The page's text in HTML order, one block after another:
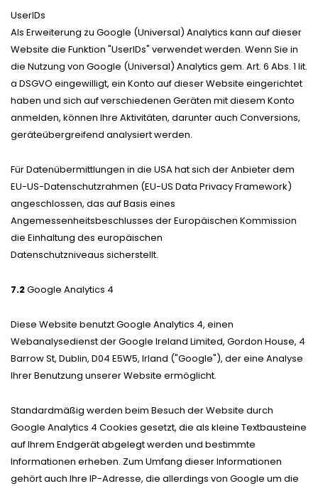
UserIDs
Als Erweiterung zu Google (Universal) Analytics kann auf dieser
Website die Funktion "UserIDs" verwendet werden. Wenn Sie in
die Nutzung von Google (Universal) Analytics gem. Art. 6 Abs. 1 lit.
a DSGVO eingewilligt, ein Konto auf dieser Website eingerichtet
haben und sich auf verschiedenen Geräten mit diesem Konto
anmelden, können Ihre Aktivitäten, darunter auch Conversions,
geräteübergreifend analysiert werden.
Für Datenübermittlungen in die USA hat sich der Anbieter dem
EU-US-Datenschutzrahmen (EU-US Data Privacy Framework)
angeschlossen, das auf Basis eines
Angemessenheitsbeschlusses der Europäischen Kommission
die Einhaltung des europäischen
Datenschutzniveaus sicherstellt.
7.2Google Analytics 4
Diese Website benutzt Google Analytics 4, einen
Webanalysedienst der Google Ireland Limited, Gordon House, 4
Barrow St, Dublin, D04 E5W5, Irland ("Google"), der eine Analyse
Ihrer Benutzung unserer Website ermöglicht.
Standardmäßig werden beim Besuch der Website durch
Google Analytics 4 Cookies gesetzt, die als kleine Textbausteine
auf Ihrem Endgerät abgelegt werden und bestimmte
Informationen erheben. Zum Umfang dieser Informationen
gehört auch Ihre IP-Adresse, die allerdings von Google um die